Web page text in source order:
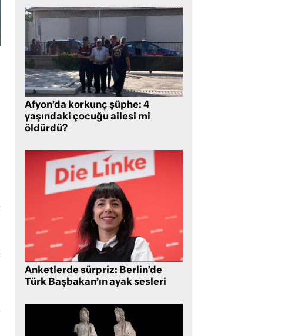
Afyon’da korkunç şüphe: 4
yaşındaki çocuğu ailesi mi
öldürdü?
Anketlerde sürpriz: Berlin’de
Türk Başbakan’ın ayak sesleri